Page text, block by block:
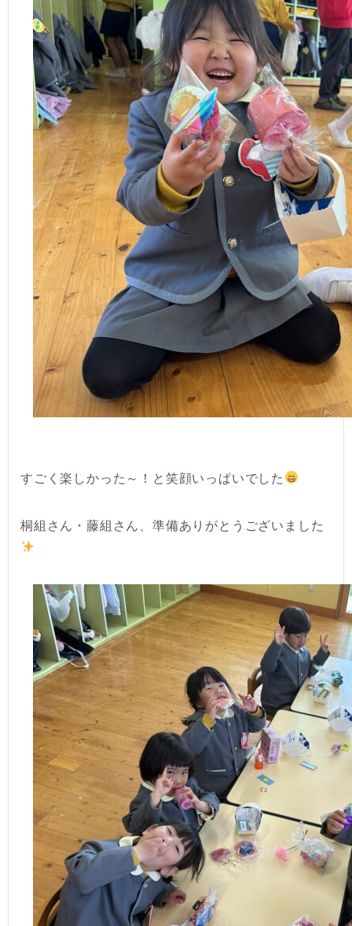
すごく楽しかった～！と笑顔いっぱいでした
桐組さん・藤組さん、準備ありがとうございました